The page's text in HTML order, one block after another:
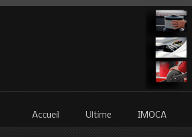
Accueil Ultime IMOCA